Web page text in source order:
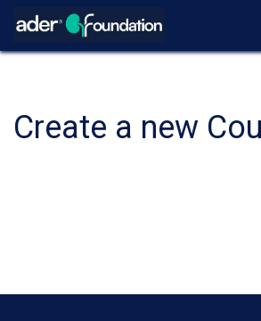
Ir al contenido
Create a new